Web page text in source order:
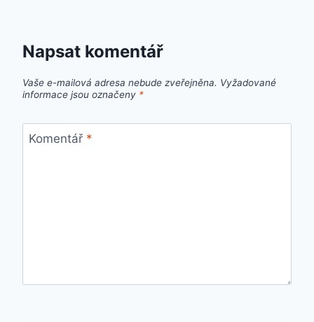
Napsat komentář
Vaše e-mailová adresa nebude zveřejněna. Vyžadované
informace jsou označeny *
Komentář *